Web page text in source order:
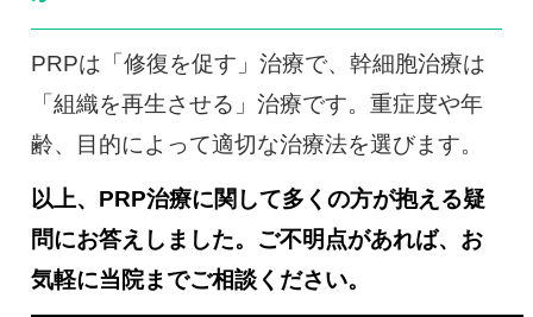
PRPは「修復を促す」治療で、幹細胞治療は
「組織を再生させる」治療です。重症度や年
齢、目的によって適切な治療法を選びます。
以上、PRP治療に関して多くの方が抱える疑
問にお答えしました。ご不明点があれば、お
気軽に当院までご相談ください。